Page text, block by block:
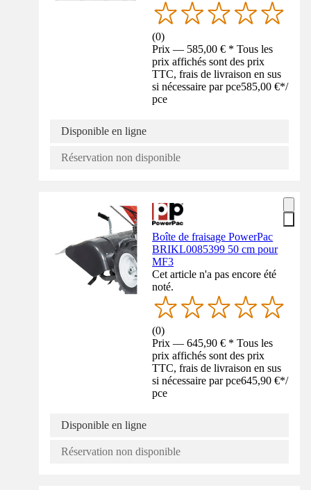
(0)
Prix — 585,00 € * Tous les
prix affichés sont des prix
TTC, frais de livraison en sus
si nécessaire par pce585,00 €*/
pce
Disponible en ligne
Réservation non disponible
Boîte de fraisage PowerPac
BRIKL0085399 50 cm pour
MF3
Cet article n'a pas encore été
noté.
(0)
Prix — 645,90 € * Tous les
prix affichés sont des prix
TTC, frais de livraison en sus
si nécessaire par pce645,90 €*/
pce
Disponible en ligne
Réservation non disponible